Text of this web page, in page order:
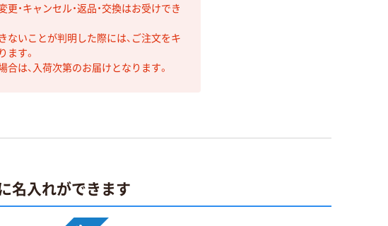
・キャンセル・返品・交換はお受けでき
ないことが判明した際には、ご注文をキ
ます。
は、入荷次第のお届けとなります。
名入れができます